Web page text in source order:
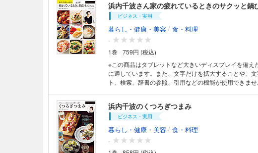
だけません。 ※掲載時の商品やサービスは、時間の経過
終了している場合があります。 ※この商品は固定レイア
おります。 以上、あらかじめご了承の上お楽しみください。​ 難し
一切なし! いつもの食材で体質改善! ともに-30Kg、リバ
コンビが激推し! 薬効無限大の鍋パワー 10万人の不調や悩みをサポートし
てきて、 現在人気ナンバー1ドクターの工藤孝文医師と
で有名な料理研究家、 浜内千波氏がタッグを組んだ、
「薬膳鍋レシピ集」です。 特別な食材、器具は必要なし。 5～10分ですぐ
に完成。 疲れたときなど自宅でゆったりと食べることができる、 心と体
が喜ぶ「ひとり鍋」の楽しみ方をお届けします。 すべての鍋に、薬膳、漢
方解説、症状別効能をわかりやすく展開。 七味、カレー粉、五香粉などの
スパイス、 乾物、缶詰などスーパーで簡単に手に入る食
調、疲労、肥満などの悩みを解消。 簡単でおいしくって、体にいい 「薬
イエット外来・糖尿病内科・漢方医。 ＮＨＫ「ガッテン
「世界一受けたい授業」、フジテレビ「ホンマでっか！
ディア出演多数。 ＮＨＫ「ガッテン！」では、著者出演
浜内千波さん家の疲れているときのサクッと鍋
ビジネス・実用
暮らし・健康・美容 / 食・料理
-
1巻
759円 (税込)
※この商品はタブレットなど大きいディスプレイを備え
に適しています。また、文字だけを拡大することや、
ト、検索、辞書の参照、引用などの機能が使用できません。 主材料
を解消するレシピ、生活習慣病を改善するレシピを紹介
浜内千波のくつろぎつまみ
ビジネス・実用
暮らし・健康・美容 / 食・料理
-